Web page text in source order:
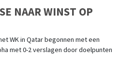
NAAR WINST OP
WK in Qatar begonnen met een
met 0-2 verslagen door doelpunten